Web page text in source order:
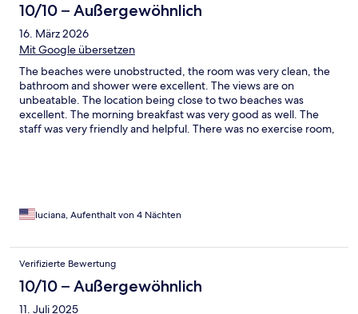
10/10 – Außergewöhnlich
16. März 2026
Mit Google übersetzen
The beaches were unobstructed, the room was very clean, the
bathroom and shower were excellent. The views are on
unbeatable. The location being close to two beaches was
excellent. The morning breakfast was very good as well. The
staff was very friendly and helpful. There was no exercise room,
luciana, Aufenthalt von 4 Nächten
Verifizierte Bewertung
10/10 – Außergewöhnlich
11. Juli 2025